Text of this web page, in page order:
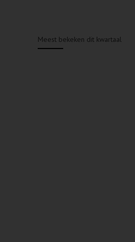
Meest bekeken dit kwartaal